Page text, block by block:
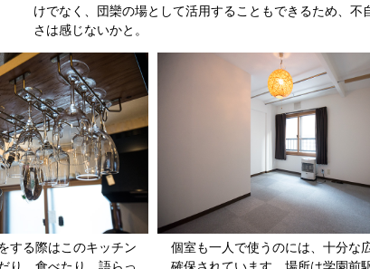
けでなく、団欒の場として活用することもできるため、不
さは感じないかと。
する際はこのキッチン
個室も一人で使うのには、十分な